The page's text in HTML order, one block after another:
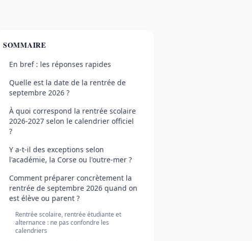
SOMMAIRE
En bref : les réponses rapides
Quelle est la date de la rentrée de
septembre 2026 ?
À quoi correspond la rentrée scolaire
2026-2027 selon le calendrier officiel
?
Y a-t-il des exceptions selon
l'académie, la Corse ou l'outre-mer ?
Comment préparer concrètement la
rentrée de septembre 2026 quand on
est élève ou parent ?
Rentrée scolaire, rentrée étudiante et
alternance : ne pas confondre les
calendriers